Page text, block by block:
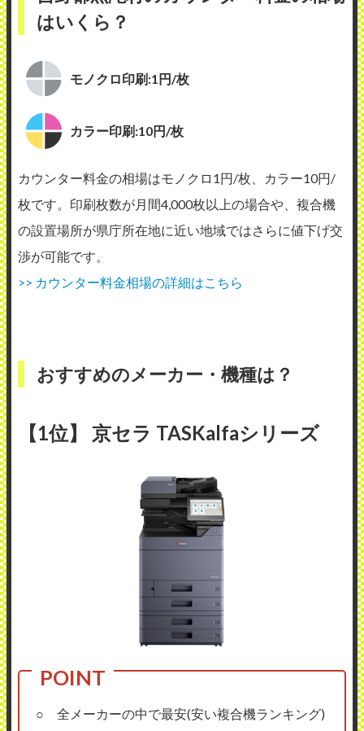
はいくら？
モノクロ印刷:1円/枚
カラー印刷:10円/枚
カウンター料金の相場はモノクロ1円/枚、カラー10円/
枚です。印刷枚数が月間4,000枚以上の場合や、複合機
の設置場所が県庁所在地に近い地域ではさらに値下げ交
渉が可能です。
>> カウンター料金相場の詳細はこちら
おすすめのメーカー・機種は？
【1位】 京セラ TASKalfaシリーズ
○ 全メーカーの中で最安(安い複合機ランキング)